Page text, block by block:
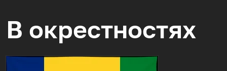
В окрестностях